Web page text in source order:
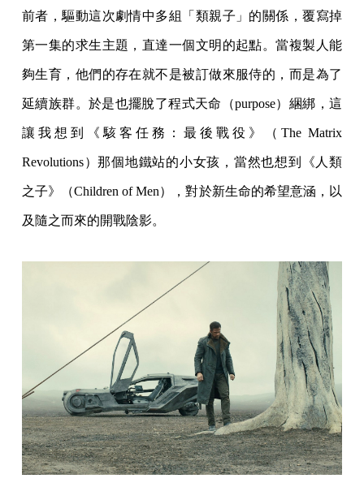
前者，驅動這次劇情中多組「類親子」的關係，覆寫掉
第一集的求生主題，直達一個文明的起點。當複製人能
夠生育，他們的存在就不是被訂做來服侍的，而是為了
延續族群。於是也擺脫了程式天命（purpose）綑綁，這
讓我想到《駭客任務：最後戰役》（The Matrix
Revolutions）那個地鐵站的小女孩，當然也想到《人類
之子》（Children of Men），對於新生命的希望意涵，以
及隨之而來的開戰陰影。